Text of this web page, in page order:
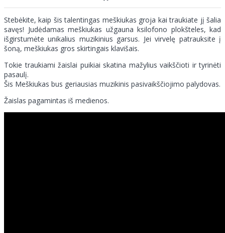
Stebėkite, kaip šis talentingas meškiukas groja kai traukiate jį šalia
savęs! Judėdamas meškiukas užgauna ksilofono plokšteles, kad
išgirstumėte unikalius muzikinius garsus. Jei virvelę patrauksite į
šoną, meškiukas gros skirtingais klavišais.
Tokie traukiami žaislai puikiai skatina mažylius vaikščioti ir tyrinėti
pasaulį.
Šis Meškiukas bus geriausias muzikinis pasivaikščiojimo palydovas.
Žaislas pagamintas iš medienos.